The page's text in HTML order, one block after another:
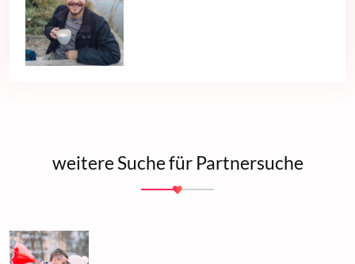
weitere Suche für Partnersuche